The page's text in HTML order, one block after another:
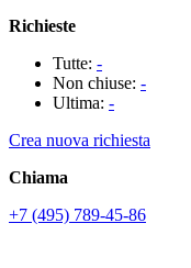
Richieste
Tutte: -
Non chiuse: -
Ultima: -
Crea nuova richiesta
Chiama
+7 (495) 789-45-86